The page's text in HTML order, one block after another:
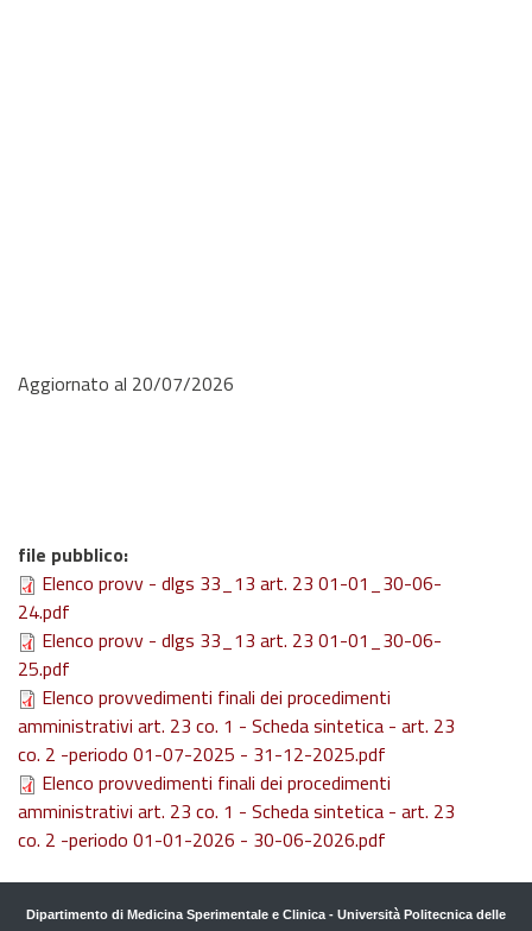
Aggiornato al 20/07/2026
file pubblico:
Elenco provv - dlgs 33_13 art. 23 01-01_30-06-
24.pdf
Elenco provv - dlgs 33_13 art. 23 01-01_30-06-
25.pdf
Elenco provvedimenti finali dei procedimenti
amministrativi art. 23 co. 1 - Scheda sintetica - art. 23
co. 2 -periodo 01-07-2025 - 31-12-2025.pdf
Elenco provvedimenti finali dei procedimenti
amministrativi art. 23 co. 1 - Scheda sintetica - art. 23
co. 2 -periodo 01-01-2026 - 30-06-2026.pdf
Dipartimento di Medicina Sperimentale e Clinica - Università Politecnica delle